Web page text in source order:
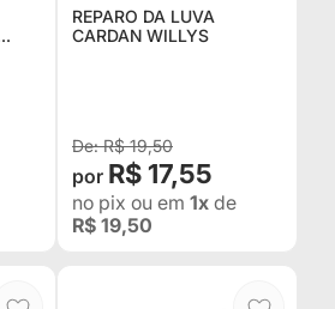
REPARO DA LUVA
CARDAN WILLYS
R$ 19,50
R$ 17,55
no pix ou em 1x de
R$ 19,50